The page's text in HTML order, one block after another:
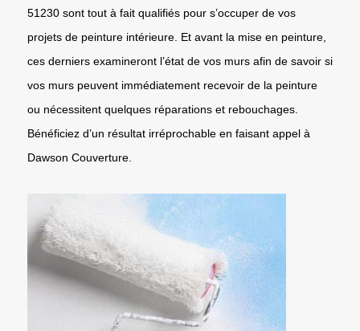
51230 sont tout à fait qualifiés pour s’occuper de vos
projets de peinture intérieure. Et avant la mise en peinture,
ces derniers examineront l’état de vos murs afin de savoir si
vos murs peuvent immédiatement recevoir de la peinture
ou nécessitent quelques réparations et rebouchages.
Bénéficiez d’un résultat irréprochable en faisant appel à
Dawson Couverture.